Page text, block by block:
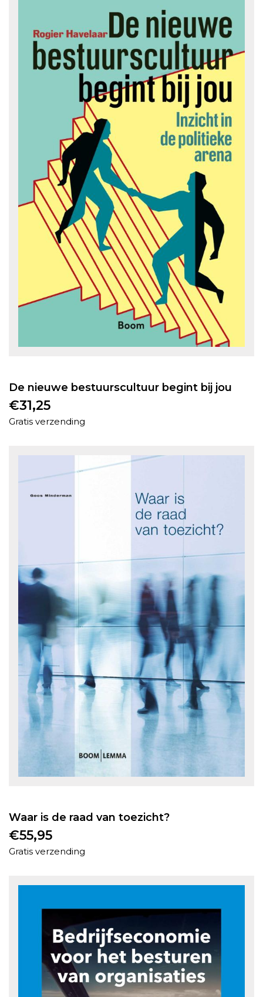
De nieuwe bestuurscultuur begint bij jou
€31,25
Gratis verzending
Waar is de raad van toezicht?
€55,95
Gratis verzending